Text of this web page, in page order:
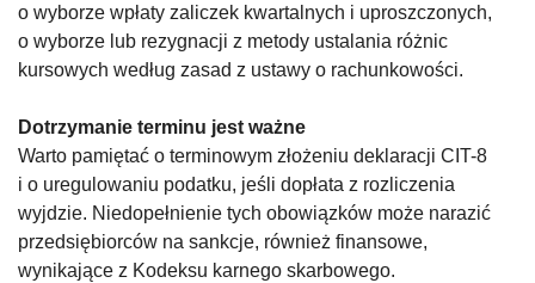
o wyborze wpłaty zaliczek kwartalnych i uproszczonych,
o wyborze lub rezygnacji z metody ustalania różnic
kursowych według zasad z ustawy o rachunkowości.
Dotrzymanie terminu jest ważne
Warto pamiętać o terminowym złożeniu deklaracji CIT-8
i o uregulowaniu podatku, jeśli dopłata z rozliczenia
wyjdzie. Niedopełnienie tych obowiązków może narazić
przedsiębiorców na sankcje, również finansowe,
wynikające z Kodeksu karnego skarbowego.